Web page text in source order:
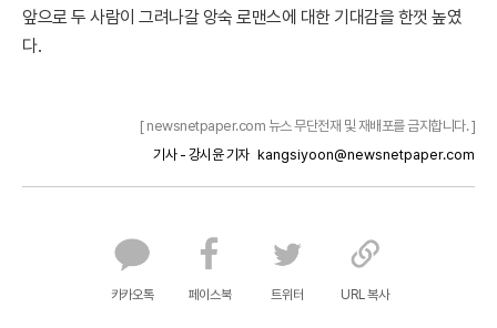
앞으로 두 사람이 그려나갈 앙숙 로맨스에 대한 기대감을 한껏 높였
다.
[ newsnetpaper.com 뉴스 무단전재 및 재배포를 금지합니다. ]
기사 - 강시윤 기자 kangsiyoon@newsnetpaper.com
카카오톡 페이스북 트위터 URL 복사